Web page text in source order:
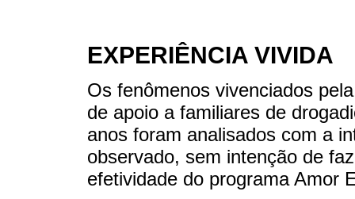
EXPERIÊNCIA VIVIDA
Os fenômenos vivenciados
de apoio a familiares de
anos foram analisados com a
observado, sem intenção de
efetividade do programa Amor